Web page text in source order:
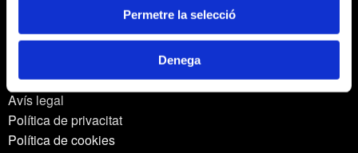
Permetre la selecció
Denega
Avís legal
Política de privacitat
Política de cookies